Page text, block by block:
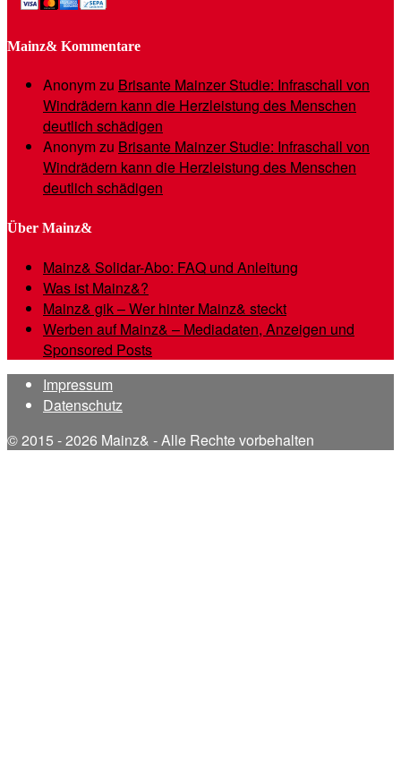
Mainz& Kommentare
Anonymzu Brisante Mainzer Studie: Infraschall von
Windrädern kann die Herzleistung des Menschen
deutlich schädigen
Anonymzu Brisante Mainzer Studie: Infraschall von
Windrädern kann die Herzleistung des Menschen
deutlich schädigen
Über Mainz&
Mainz& Solidar-Abo: FAQ und Anleitung
Was ist Mainz&?
Mainz& gik – Wer hinter Mainz& steckt
Werben auf Mainz& – Mediadaten, Anzeigen und
Sponsored Posts
Impressum
Datenschutz
© 2015 - 2026 Mainz& - Alle Rechte vorbehalten